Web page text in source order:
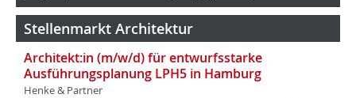
Stellenmarkt Architektur
Architekt:in (m/w/d) für entwurfsstarke
Ausführungsplanung LPH5 in Hamburg
Henke & Partner